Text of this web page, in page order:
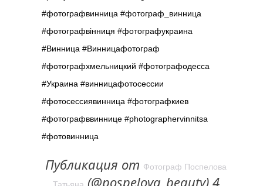
#фотографвинница #фотограф_винница
#фотографвiнниця #фотографукраина
#Винница #Винницафотограф
#фотографхмельницкий #фотографодесса
#Украина #винницафотосессии
#фотосессиявинница #фотографкиев
#фотографввиннице #photographervinnitsa
#фотовинница
Публикация от Фотограф Поспелова
(@pospelova_beauty) 4